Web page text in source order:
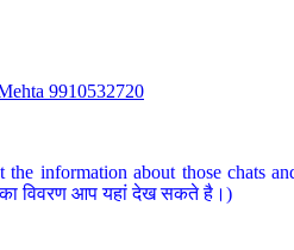
9910532720
information about those chats
का विवरण आप यहां देख सकते है।)